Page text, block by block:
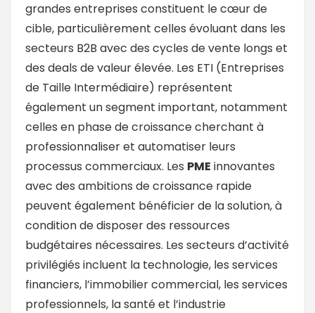
grandes entreprises constituent le cœur de
cible, particulièrement celles évoluant dans les
secteurs B2B avec des cycles de vente longs et
des deals de valeur élevée. Les ETI (Entreprises
de Taille Intermédiaire) représentent
également un segment important, notamment
celles en phase de croissance cherchant à
professionnaliser et automatiser leurs
processus commerciaux. Les PME innovantes
avec des ambitions de croissance rapide
peuvent également bénéficier de la solution, à
condition de disposer des ressources
budgétaires nécessaires. Les secteurs d’activité
privilégiés incluent la technologie, les services
financiers, l’immobilier commercial, les services
professionnels, la santé et l’industrie